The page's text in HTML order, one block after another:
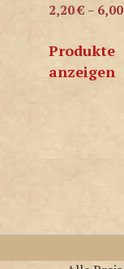
2,20€ –
Produkte
anzeigen